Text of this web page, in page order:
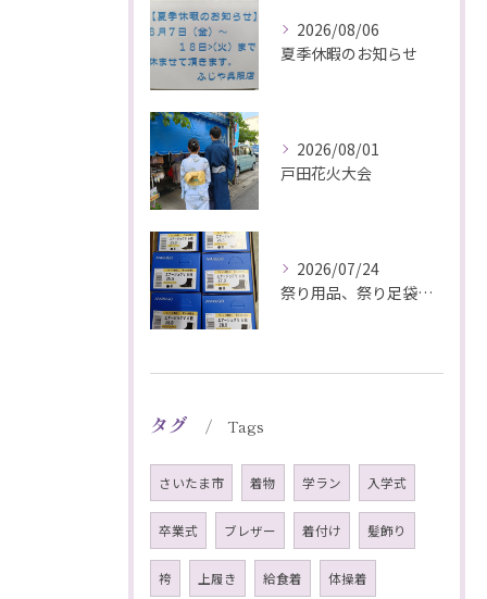
2026/08/06
夏季休暇のお知らせ
2026/08/01
戸田花火大会
2026/07/24
祭り用品、祭り足袋特価販売中
タグ Tags
さいたま市 着物 学ラン 入学式
卒業式 ブレザー 着付け 髪飾り
袴 上履き 給食着 体操着